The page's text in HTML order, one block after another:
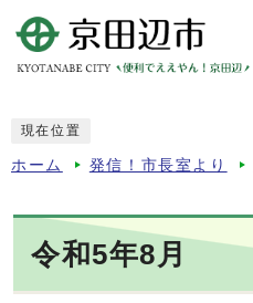
現在位置
ホーム 発信！市長室より
令和5年8月